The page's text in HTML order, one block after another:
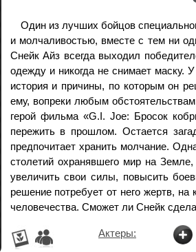
Один из лучших бойцов
и молчаливостью, вместе с тем ни
Снейк Айз всегда выходил
одежду и никогда не снимает маску.
история и причины, по которым он
ему, вопреки любым
герой фильма «G.I. Joe: Бросок
пережить в прошлом. Остается
предпочитает хранить молчание.
столетий охранявшего мир на
увеличить свои силы, повысить
решение потребует от него жертв,
человечества. Сможет ли Снейк
Актеры: